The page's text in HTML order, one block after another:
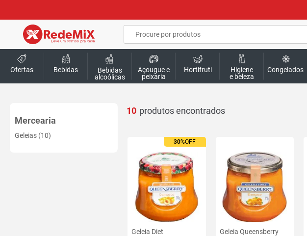
Ofertas Bebidas
Bebidas
alcoólicas
Açougue e
peixaria
Hortifruti
Higiene
e beleza
Congelados
Mercearia
Geleias (10)
10
30%OFF
Geleia Diet
Geleia Queensberry